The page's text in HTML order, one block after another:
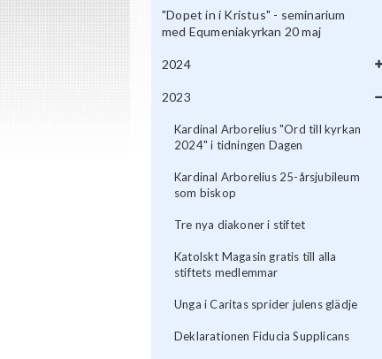
"Dopet in i Kristus" - seminarium
med Equmeniakyrkan 20 maj
2024
2023
Kardinal Arborelius "Ord till kyrkan
2024" i tidningen Dagen
Kardinal Arborelius 25-årsjubileum
som biskop
Tre nya diakoner i stiftet
Katolskt Magasin gratis till alla
stiftets medlemmar
Unga i Caritas sprider julens glädje
Deklarationen Fiducia Supplicans